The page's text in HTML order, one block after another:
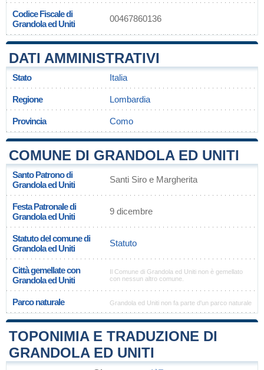
Codice Fiscale di
Grandola ed Uniti
00467860136
DATI AMMINISTRATIVI
Stato Italia
Regione Lombardia
Provincia Como
COMUNE DI GRANDOLA ED UNITI
Santo Patrono di
Grandola ed Uniti
Santi Siro e Margherita
Festa Patronale di
Grandola ed Uniti
9 dicembre
Statuto del comune di
Grandola ed Uniti
Statuto
Città gemellate con
Grandola ed Uniti
Il Comune di Grandola ed Uniti non è gemellato
con nessun altro comune.
Parco naturale Grandola ed Uniti non fa parte d'un parco naturale
TOPONIMIA E TRADUZIONE DI
GRANDOLA ED UNITI